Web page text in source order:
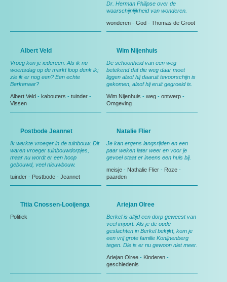
Dr. Herman Philipse over de
waarschijnlijkheid van wonderen.
wonderen - God - Thomas de Groot
Albert Veld
Vroeg kon je iedereen. Als ik nu
woensdag op de markt loop denk ik;
zie ik er nog een? Een echte
Berkenaar?
Albert Veld - kabouters - tuinder -
Vissen
Wim Nijenhuis
De schoonheid van een weg
betekend dat die weg daar moet
liggen alsof hij daaruit tevoorschijn is
gekomen, alsof hij eruit gegroeid is.
Wim Nijenhuis - weg - ontwerp -
Omgeving
Postbode Jeannet
Ik werkte vroeger in de tuinbouw. Dit
waren vroeger tuinbouwdorpjes,
maar nu wordt er een hoop
gebouwd, veel nieuwbouw.
tuinder - Postbode - Jeannet
Natalie Flier
Je kan ergens langsrijden en een
paar weken later weer en voor je
gevoel staat er ineens een huis bij.
meisje - Nathalie Flier - Roze -
paarden
Titia Cnossen-Looijenga
Politiek
Ariejan Olree
Berkel is altijd een dorp geweest van
veel import. Als je de oude
geslachten in Berkel bekijkt, kom je
een vrij grote familie Konijnenberg
tegen. Die is er nu gewoon niet meer.
Ariejan Olree - Kinderen -
geschiedenis